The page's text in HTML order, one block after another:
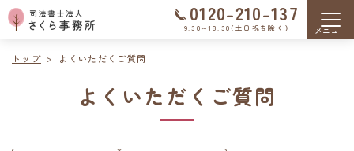
0120-210-137
9:30～18:30（土日祝を除く）
トップ よくいただくご質問
よくいただくご質問